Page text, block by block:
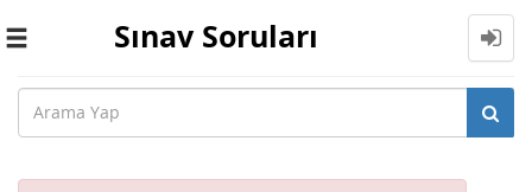
Toggle
Sınav Soruları